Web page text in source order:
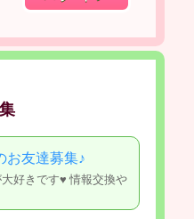
お友達募集♪
好きです♥️ 情報交換や